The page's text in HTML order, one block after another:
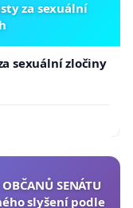
za sexuální
sexuální zločiny
SENÁTU
slyšení podle